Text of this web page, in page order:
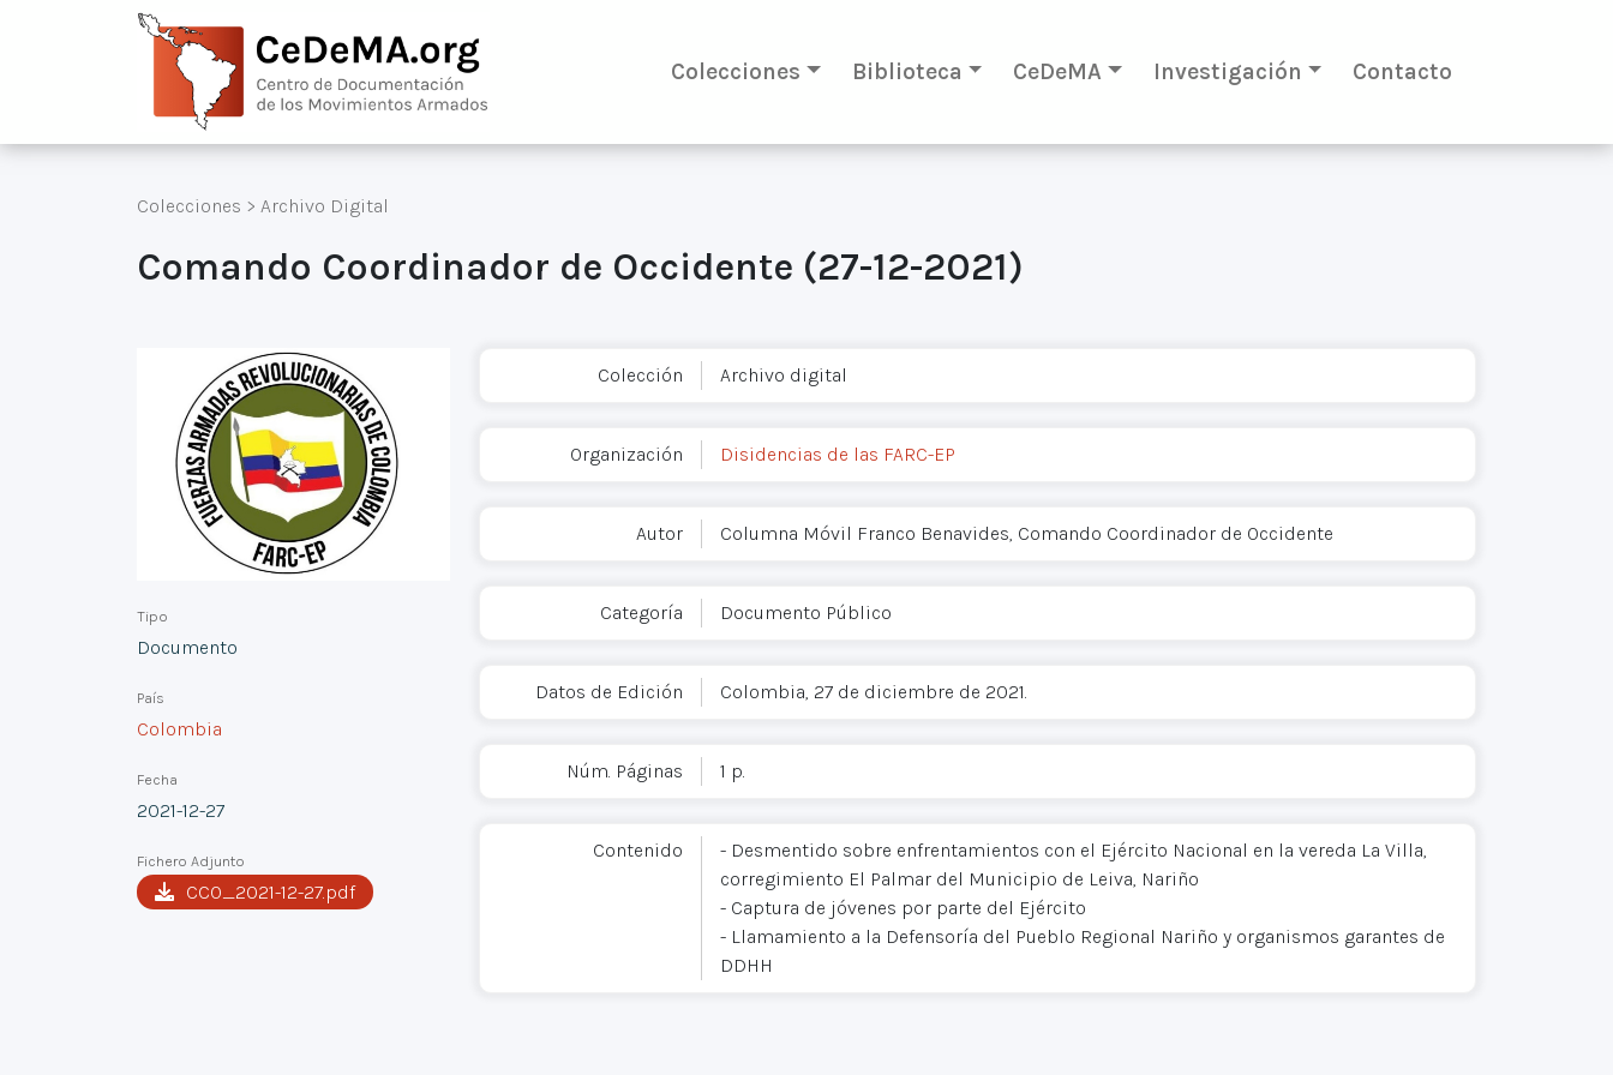
Colecciones Biblioteca CeDeMA Investigación Contacto
Colecciones > Archivo Digital
Comando Coordinador de Occidente (27-12-2021)
Tipo
Documento
País
Colombia
Fecha
2021-12-27
Fichero Adjunto
CCO_2021-12-27.pdf
Colección Archivo digital
Organización Disidencias de las FARC-EP
Autor Columna Móvil Franco Benavides, Comando Coordinador de Occidente
Categoría Documento Público
Datos de Edición Colombia, 27 de diciembre de 2021.
Núm. Páginas 1 p.
Contenido
- Desmentido sobre enfrentamientos con el Ejército Nacional en la vereda La Villa,
corregimiento El Palmar del Municipio de Leiva, Nariño
- Captura de jóvenes por parte del Ejército
- Llamamiento a la Defensoría del Pueblo Regional Nariño y organismos garantes de
DDHH